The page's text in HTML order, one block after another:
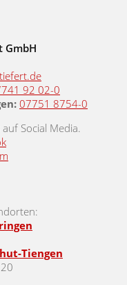
GmbH
92 02-0
07751 8754-0
Social Media.
Tiengen